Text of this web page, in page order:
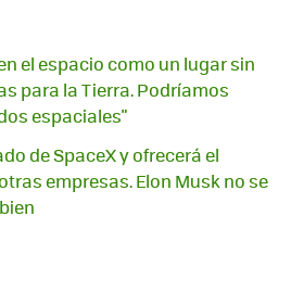
el espacio como un lugar sin
para la Tierra. Podríamos
espaciales"
de SpaceX y ofrecerá el
empresas. Elon Musk no se